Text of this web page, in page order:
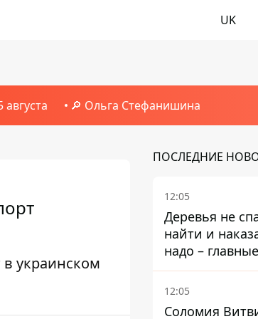
UK
🔎 Ольга Стефанишина
украинском
ПОСЛЕДНИЕ
12:05
Деревья не
найти и
надо –
выводы из
Теремках
12:05
Соломия